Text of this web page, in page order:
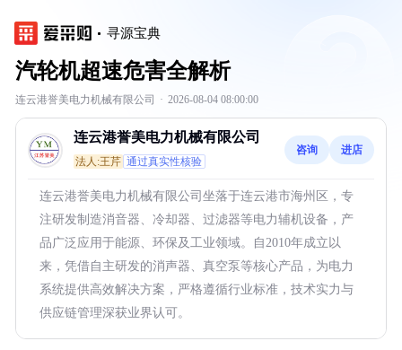
寻源宝典
汽轮机超速危害全解析
连云港誉美电力机械有限公司 · 2026-08-04 08:00:00
连云港誉美电力机械有限公司
法人:王芹 通过真实性核验
咨询 进店
连云港誉美电力机械有限公司坐落于连云港市海州区，专
注研发制造消音器、冷却器、过滤器等电力辅机设备，产
品广泛应用于能源、环保及工业领域。自2010年成立以
来，凭借自主研发的消声器、真空泵等核心产品，为电力
系统提供高效解决方案，严格遵循行业标准，技术实力与
供应链管理深获业界认可。